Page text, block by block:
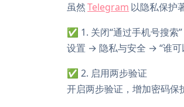
虽然Telegram 以隐私保护
✅ 1. 关闭“通过手机号搜索”
设置 → 隐私与安全 → “谁可
✅ 2. 启用两步验证
开启两步验证，增加密码保